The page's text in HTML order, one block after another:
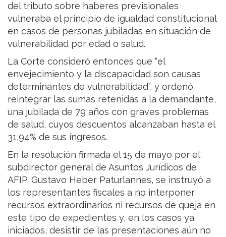
del tributo sobre haberes previsionales
vulneraba el principio de igualdad constitucional
en casos de personas jubiladas en situación de
vulnerabilidad por edad o salud.
La Corte consideró entonces que “el
envejecimiento y la discapacidad son causas
determinantes de vulnerabilidad”, y ordenó
reintegrar las sumas retenidas a la demandante,
una jubilada de 79 años con graves problemas
de salud, cuyos descuentos alcanzaban hasta el
31,94% de sus ingresos.
En la resolución firmada el 15 de mayo por el
subdirector general de Asuntos Jurídicos de
AFIP, Gustavo Heber Paturlannes, se instruyó a
los representantes fiscales a no interponer
recursos extraordinarios ni recursos de queja en
este tipo de expedientes y, en los casos ya
iniciados, desistir de las presentaciones aún no